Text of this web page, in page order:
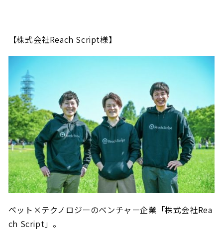
【株式会社Reach Script様】
ペット×テクノロジーのベンチャー企業「株式会社Rea
ch Script」。